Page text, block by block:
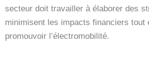
secteur doit travailler à élaborer des
minimisent les impacts financiers tout
promouvoir l’électromobilité.